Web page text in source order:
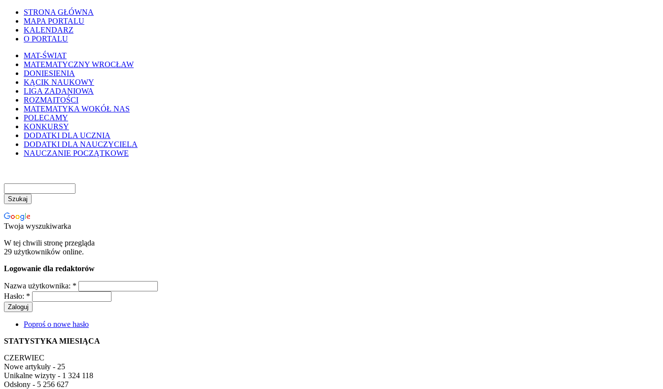
STRONA GŁÓWNA
MAPA PORTALU
KALENDARZ
O PORTALU
MAT-ŚWIAT
MATEMATYCZNY WROCŁAW
DONIESIENIA
KĄCIK NAUKOWY
LIGA ZADANIOWA
ROZMAITOŚCI
MATEMATYKA WOKÓŁ NAS
POLECAMY
KONKURSY
DODATKI DLA UCZNIA
DODATKI DLA NAUCZYCIELA
NAUCZANIE POCZĄTKOWE
Twoja wyszukiwarka
W tej chwili stronę przegląda
29 użytkowników online.
Logowanie dla redaktorów
Nazwa użytkownika: *
Hasło: *
Poproś o nowe hasło
STATYSTYKA MIESIĄCA
CZERWIEC
Nowe artykuły - 25
Unikalne wizyty - 1 324 118
Odsłony - 5 256 627